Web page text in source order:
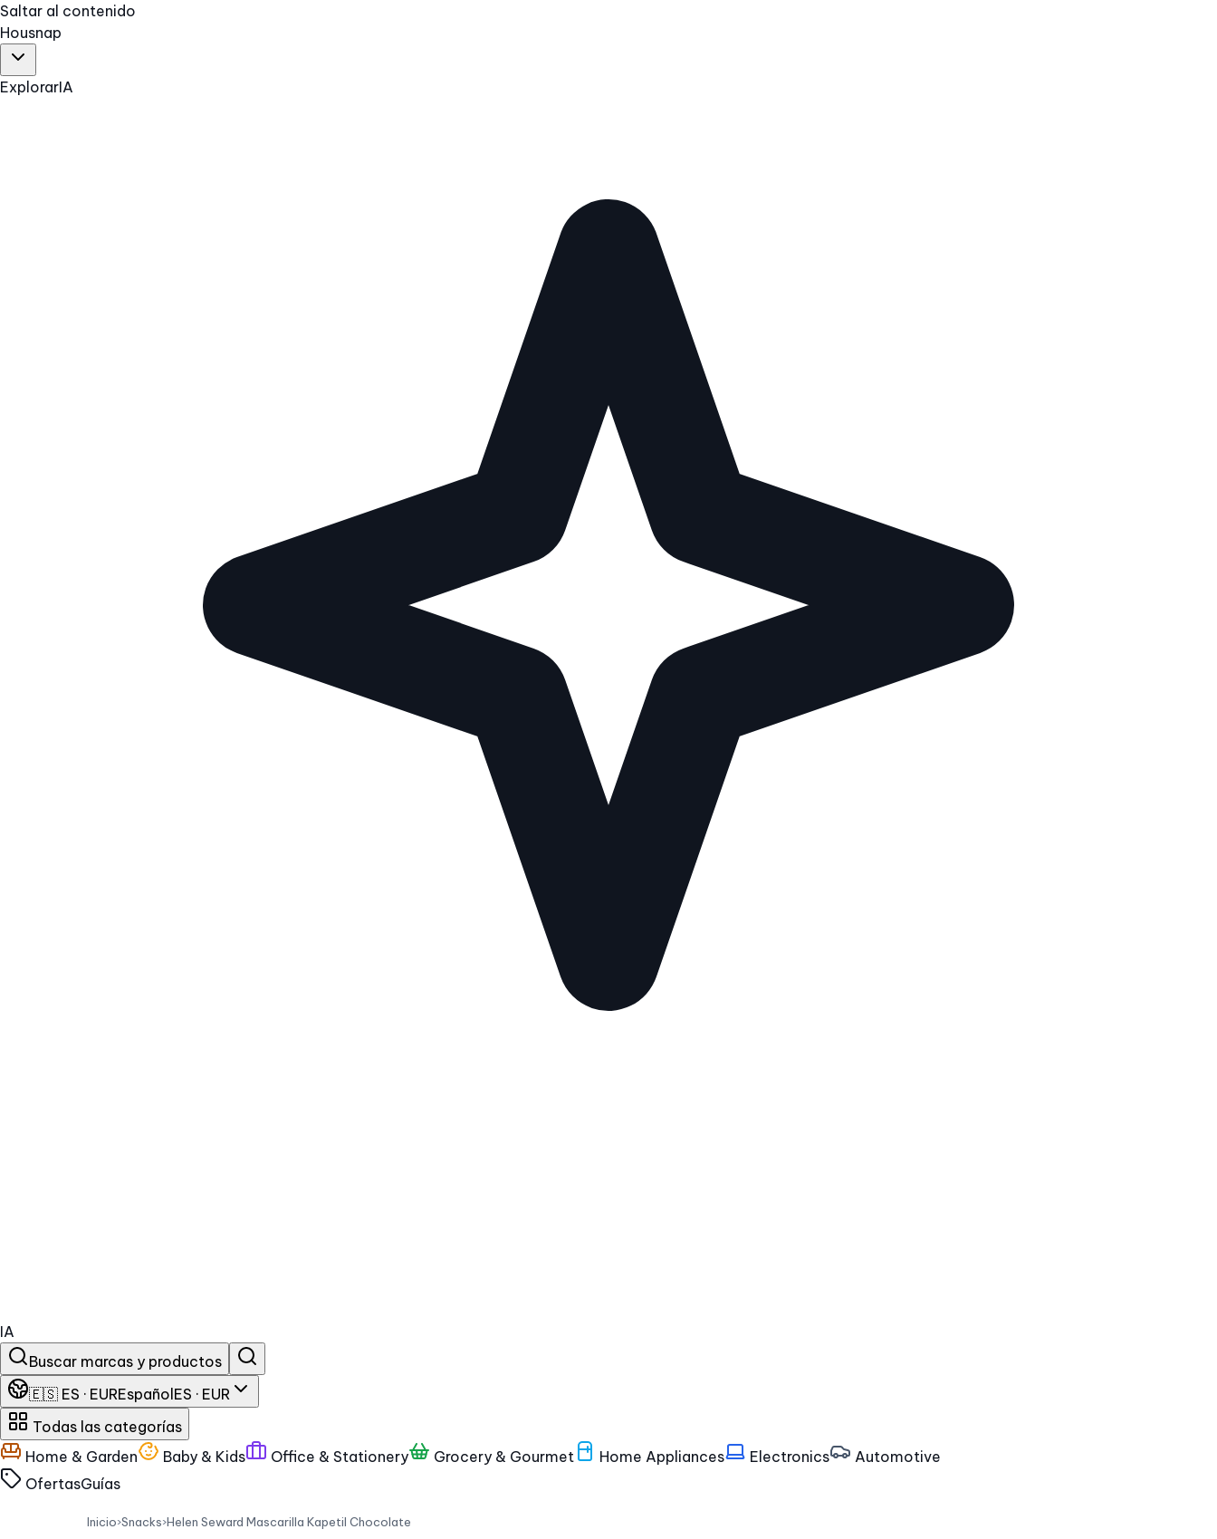
Saltar al contenido
Housnap
ExplorarIA
IA
Buscar marcas y productos
🇪🇸 ES · EUREspañol ES · EUR
Todas las categorías
Home & Garden
Baby & Kids Office & Stationery Grocery & Gourmet Home Appliances Electronics
Automotive
OfertasGuías
Inicio›Snacks›Helen Seward Mascarilla Kapetil Chocolate